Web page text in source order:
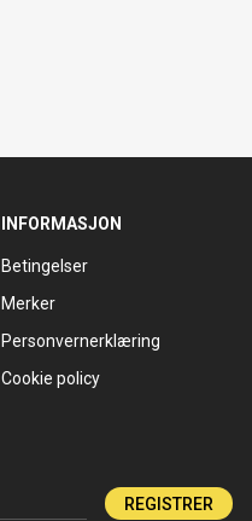
INFORMASJON
Betingelser
Merker
Personvernerklæring
Cookie policy
REGISTRER